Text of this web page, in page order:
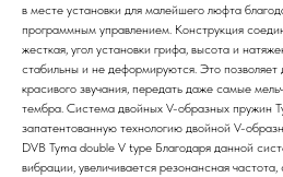
в месте установки для малейшего люфта
программным управлением. Конструкция
жесткая, угол установки грифа, высота и
стабильны и не деформируются. Это позволяет
красивого звучания, передать даже самые
тембра. Система двойных V-образных пружин
запатентованную технологию двойной V-
DVB Tyma double V type Благодаря данной
вибрации, увеличивается резонансная